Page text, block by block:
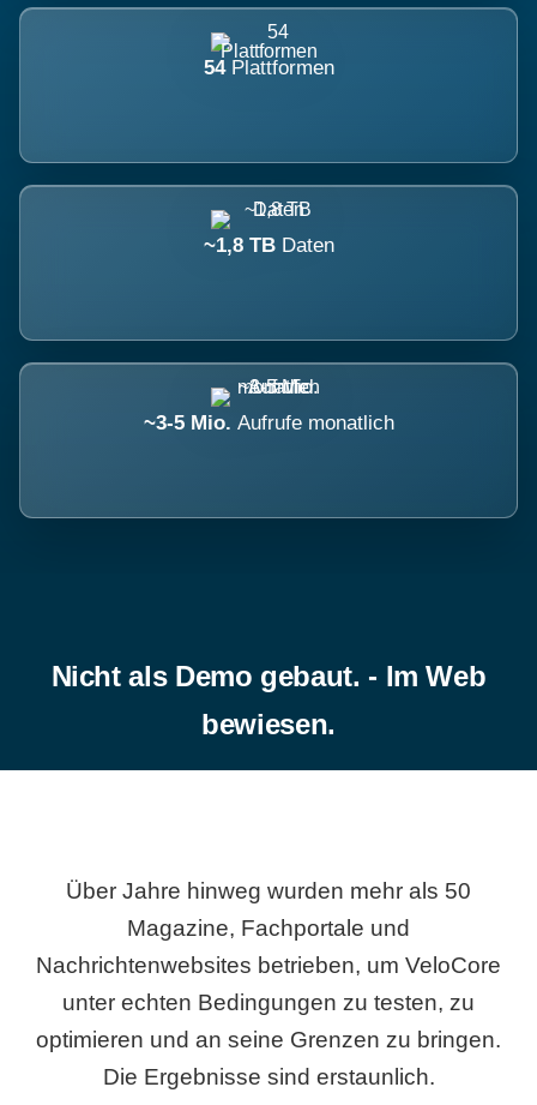
54 Plattformen
~1,8 TB Daten
~3-5 Mio. Aufrufe monatlich
Nicht als Demo gebaut. - Im Web
bewiesen.
Über Jahre hinweg wurden mehr als 50
Magazine, Fachportale und
Nachrichtenwebsites betrieben, um VeloCore
unter echten Bedingungen zu testen, zu
optimieren und an seine Grenzen zu bringen.
Die Ergebnisse sind erstaunlich.